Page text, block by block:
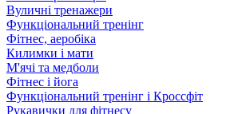
Вуличні тренажери
Функціональний тренінг
Фітнес, аеробіка
Килимки і мати
М'ячі та медболи
Фітнес і йога
Функціональний тренінг і Кроссфіт
Рукавички для фітнесу